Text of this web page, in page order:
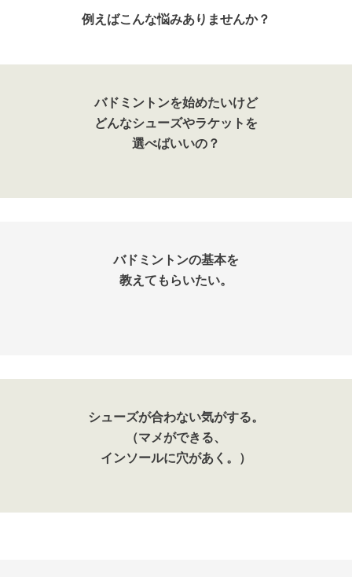
例えばこんな悩みありませんか？
バドミントンを始めたいけど
どんなシューズやラケットを
選べばいいの？
バドミントンの基本を
教えてもらいたい。
シューズが合わない気がする。
（マメができる、
インソールに穴があく。）